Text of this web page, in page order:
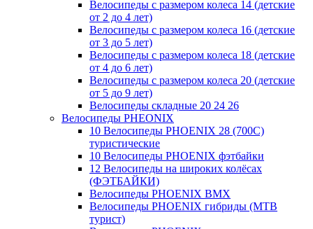
Велосипеды с размером колеса 14 (детские
от 2 до 4 лет)
Велосипеды с размером колеса 16 (детские
от 3 до 5 лет)
Велосипеды с размером колеса 18 (детские
от 4 до 6 лет)
Велосипеды с размером колеса 20 (детские
от 5 до 9 лет)
Велосипеды складные 20 24 26
Велосипеды PHEONIX
10 Велосипеды PHOENIX 28 (700С)
туристические
10 Велосипеды PHOENIX фэтбайки
12 Велосипеды на широких колёсах
(ФЭТБАЙКИ)
Велосипеды PHOENIX BMX
Велосипеды PHOENIX гибриды (MTB
турист)